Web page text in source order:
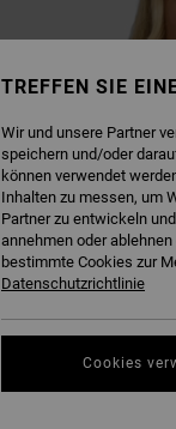
TREFFEN SIE
Wir und unsere Partner
speichern und/oder
können verwendet
Inhalten zu messen, um
Partner zu entwickeln
annehmen oder
bestimmte Cookies zur
Datenschutzrichtlinie
Cookies